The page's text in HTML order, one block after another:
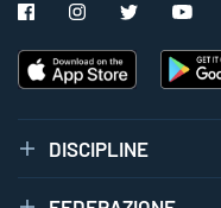
DISCIPLINE